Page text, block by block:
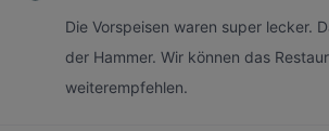
Die Vorspeisen waren super lecker.
der Hammer. Wir können das
weiterempfehlen.